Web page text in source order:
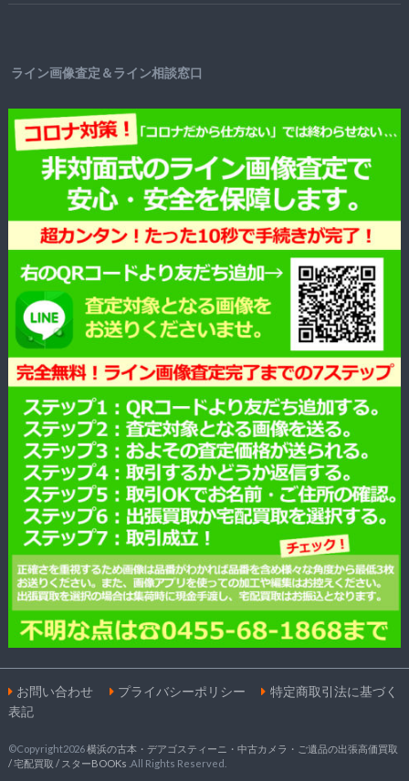
ライン画像査定＆ライン相談窓口
お問い合わせ プライバシーポリシー
特定商取引法に基づく
表記
©Copyright2026横浜の古本・デアゴスティーニ・中古カメラ・ご遺品の出張高価買取
/ 宅配買取 / スターBOOKs .All Rights Reserved.